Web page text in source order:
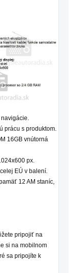
prácu s produktom.
16GB vnútorná
px.
EÚ v balení.
12 AM staníc,
pripojiť na
si na mobilnom
sa pripojíte k